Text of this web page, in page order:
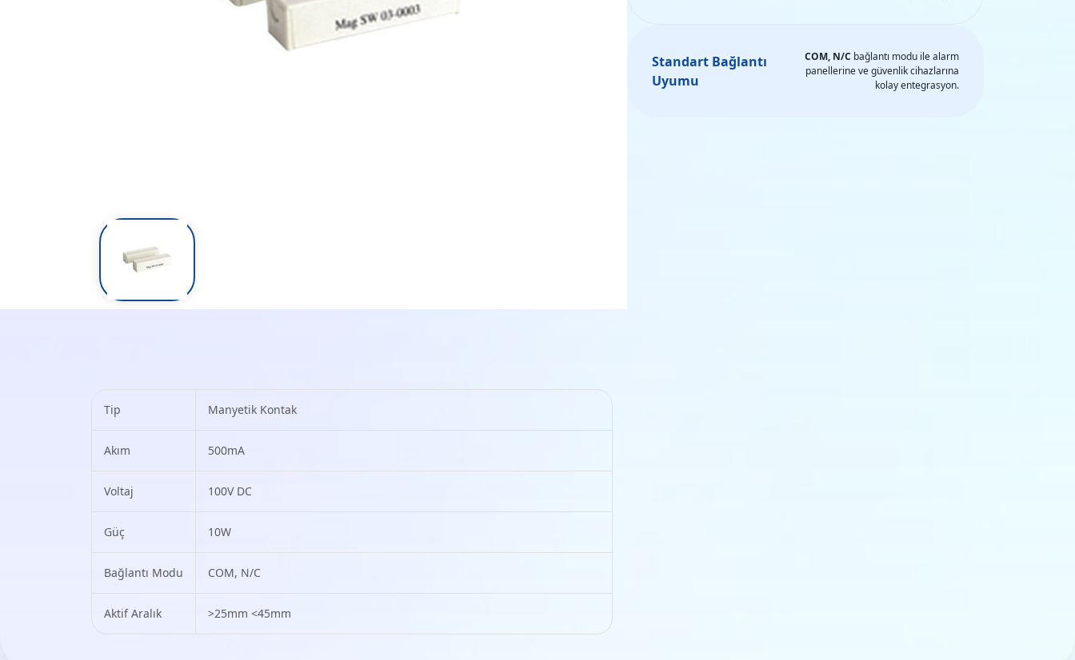
Standart Bağlantı
Uyumu
COM, N/C bağlantı modu ile alarm
panellerine ve güvenlik cihazlarına
kolay entegrasyon.
Tip Manyetik Kontak
Akım 500mA
Voltaj 100V DC
Güç 10W
Bağlantı Modu COM, N/C
Aktif Aralık >25mm <45mm